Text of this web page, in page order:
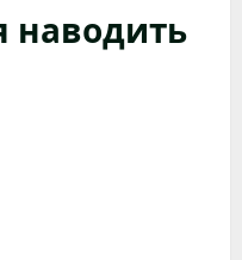
наводить